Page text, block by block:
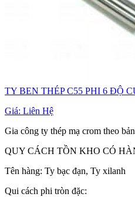
TY BEN THÉP C55 PHI 6 ĐỘ
Giá: Liên Hệ
Gia công ty thép mạ crom theo
QUY CÁCH TỒN KHO CÓ
Tên hàng: Ty bạc đạn, Ty xilanh
Qui cách phi tròn đặc: